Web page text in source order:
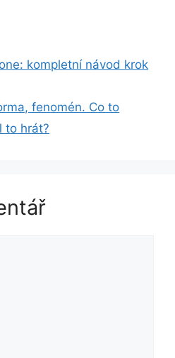
kompletní návod krok
fenomén. Co to
to hrát?